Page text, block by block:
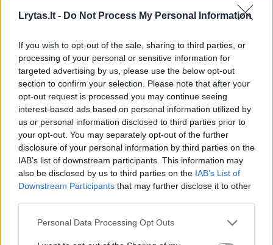
Lrytas.lt - Do Not Process My Personal Information
If you wish to opt-out of the sale, sharing to third parties, or
processing of your personal or sensitive information for
targeted advertising by us, please use the below opt-out
section to confirm your selection. Please note that after your
opt-out request is processed you may continue seeing
interest-based ads based on personal information utilized by
us or personal information disclosed to third parties prior to
your opt-out. You may separately opt-out of the further
disclosure of your personal information by third parties on the
IAB’s list of downstream participants. This information may
also be disclosed by us to third parties on the IAB’s List of
Downstream Participants that may further disclose it to other
Personal Data Processing Opt Outs
Skundai
Valstybinė vartotojų teisių apsaugos tarnyba (VVTAT)
Bankrotas
Komentuoti po šiuo straipsniu
Komentuoti gali tik Lrytas registruoti vartotojai.
Prisijunkite prie registruotų vartotojų
bendruomenės ir bendraukite komentaruose!
Rodyti komentarus